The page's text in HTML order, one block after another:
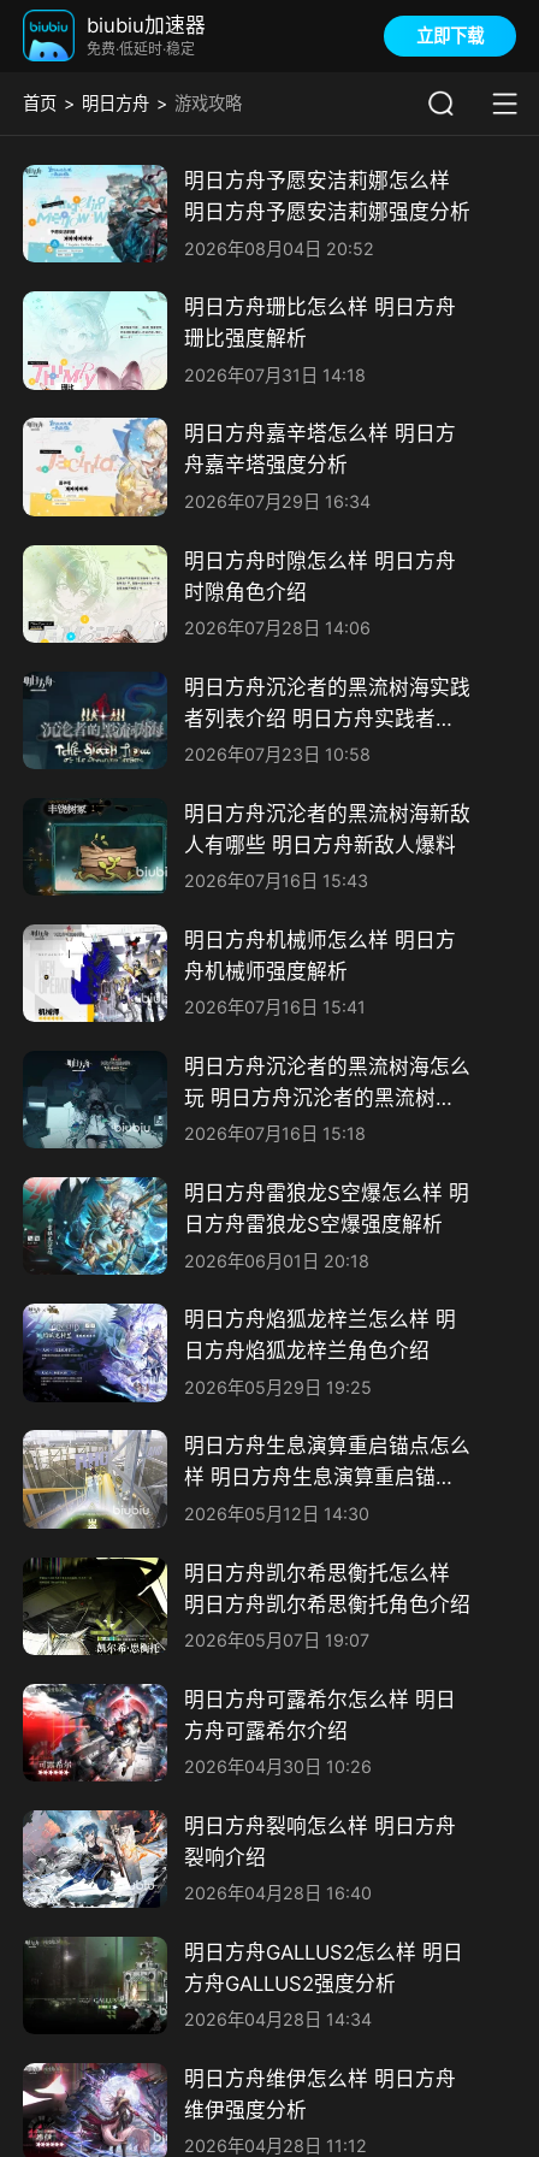
biubiu加速器
免费·低延时·稳定
立即下载
首页 明日方舟 游戏攻略
明日方舟予愿安洁莉娜怎么样
明日方舟予愿安洁莉娜强度分析
2026年08月04日 20:52
明日方舟珊比怎么样 明日方舟
珊比强度解析
2026年07月31日 14:18
明日方舟嘉辛塔怎么样 明日方
舟嘉辛塔强度分析
2026年07月29日 16:34
明日方舟时隙怎么样 明日方舟
时隙角色介绍
2026年07月28日 14:06
明日方舟沉沦者的黑流树海实践
者列表介绍 明日方舟实践者列
表怎么玩
2026年07月23日 10:58
明日方舟沉沦者的黑流树海新敌
人有哪些 明日方舟新敌人爆料
2026年07月16日 15:43
明日方舟机械师怎么样 明日方
舟机械师强度解析
2026年07月16日 15:41
明日方舟沉沦者的黑流树海怎么
玩 明日方舟沉沦者的黑流树海
玩法介绍
2026年07月16日 15:18
明日方舟雷狼龙S空爆怎么样 明
日方舟雷狼龙S空爆强度解析
2026年06月01日 20:18
明日方舟焰狐龙梓兰怎么样 明
日方舟焰狐龙梓兰角色介绍
2026年05月29日 19:25
明日方舟生息演算重启锚点怎么
样 明日方舟生息演算重启锚点
介绍
2026年05月12日 14:30
明日方舟凯尔希思衡托怎么样
明日方舟凯尔希思衡托角色介绍
2026年05月07日 19:07
明日方舟可露希尔怎么样 明日
方舟可露希尔介绍
2026年04月30日 10:26
明日方舟裂响怎么样 明日方舟
裂响介绍
2026年04月28日 16:40
明日方舟GALLUS2怎么样 明日
方舟GALLUS2强度分析
2026年04月28日 14:34
明日方舟维伊怎么样 明日方舟
维伊强度分析
2026年04月28日 11:12